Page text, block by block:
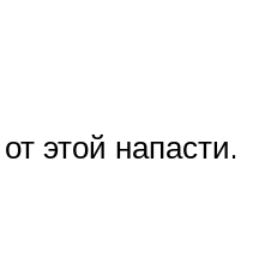
этой напасти.